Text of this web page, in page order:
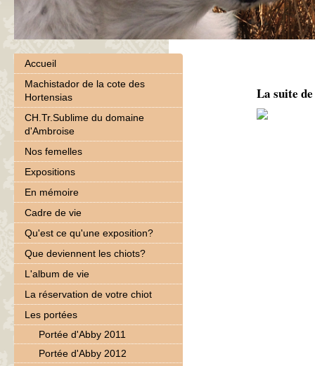
La suite
Accueil
Machistador de la cote des
Hortensias
CH.Tr.Sublime du domaine
d'Ambroise
Nos femelles
Expositions
En mémoire
Cadre de vie
Qu'est ce qu'une exposition?
Que deviennent les chiots?
L'album de vie
La réservation de votre chiot
Les portées
Portée d'Abby 2011
Portée d'Abby 2012